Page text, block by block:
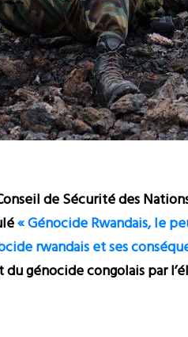
de Sécurité des
« Génocide Rwandais, le
rwandais et ses
génocide congolais par